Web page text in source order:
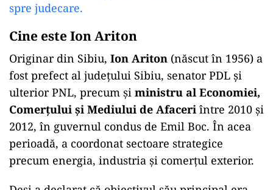
spre judecare.
Cine este Ion Ariton
Originar din Sibiu, Ion Ariton (născut în 1956) a
fost prefect al județului Sibiu, senator PDL și
ulterior PNL, precum și ministru al Economiei,
Comerțului și Mediului de Afaceri între 2010 și
2012, în guvernul condus de Emil Boc. În acea
perioadă, a coordonat sectoare strategice
precum energia, industria și comerțul exterior.